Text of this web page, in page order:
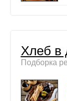
Хлеб в
Подборка